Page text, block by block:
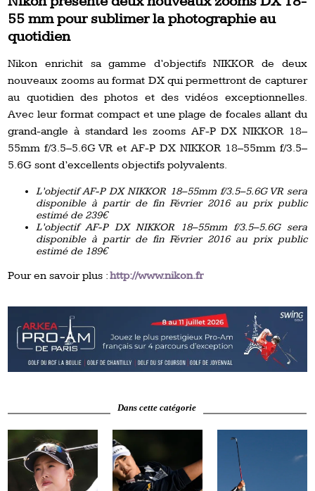
55 mm pour sublimer la photographie au
quotidien
Nikon enrichit sa gamme d’objectifs NIKKOR de deux
nouveaux zooms au format DX qui permettront de capturer
au quotidien des photos et des vidéos exceptionnelles.
Avec leur format compact et une plage de focales allant du
grand-angle à standard les zooms AF-P DX NIKKOR 18–
55mm f/3.5–5.6G VR et AF-P DX NIKKOR 18–55mm f/3.5–
5.6G sont d’excellents objectifs polyvalents.
L’objectif AF-P DX NIKKOR 18–55mm f/3.5–5.6G VR sera
disponible à partir de fin Février 2016 au prix public
estimé de 239€
L’objectif AF-P DX NIKKOR 18–55mm f/3.5–5.6G sera
disponible à partir de fin Février 2016 au prix public
estimé de 189€
Pour en savoir plus :http://www.nikon.fr
Dans cette catégorie